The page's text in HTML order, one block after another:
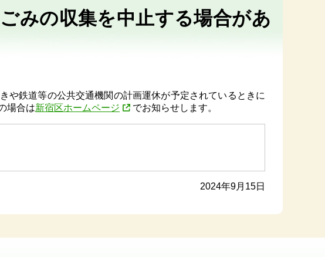
みの収集を中止する場合があ
や鉄道等の公共交通機関の計画運休が予定されているときに
場合は新宿区ホームページ でお知らせします。
2024年9月15日